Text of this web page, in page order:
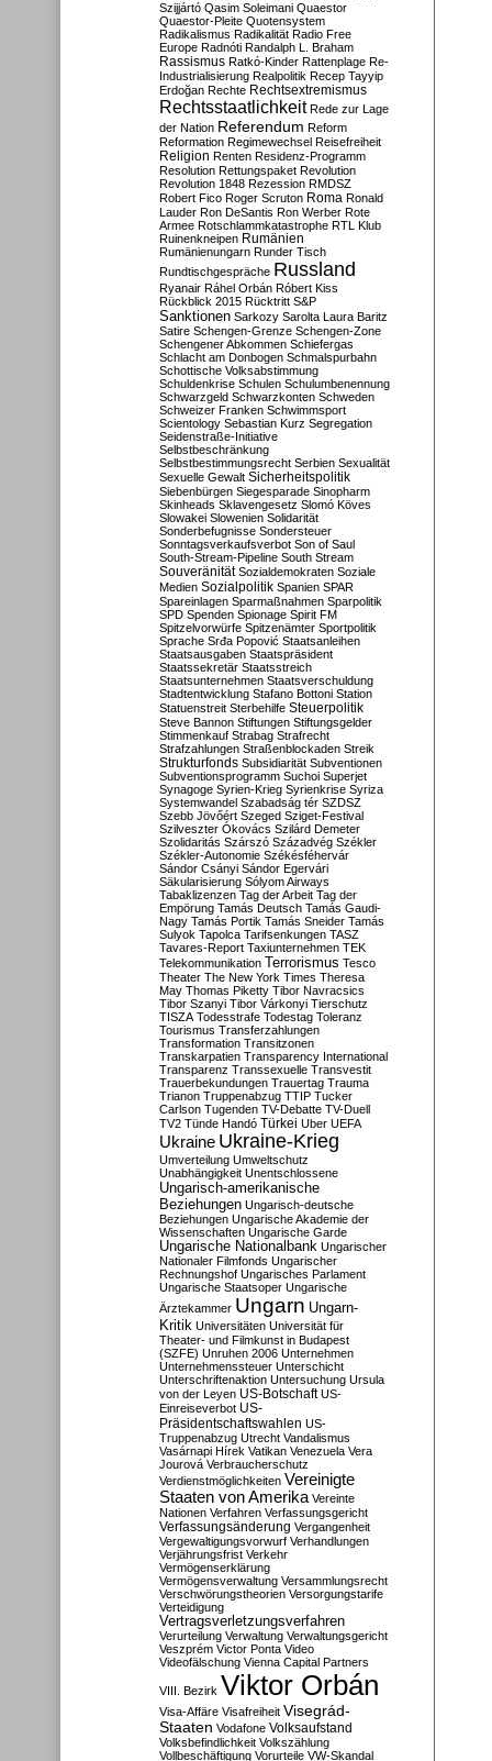
Szijjártó Qasim Soleimani Quaestor
Quaestor-Pleite Quotensystem
Radikalismus Radikalität Radio Free
Europe Radnóti Randalph L. Braham
Rassismus Ratkó-Kinder Rattenplage Re-
Industrialisierung Realpolitik Recep Tayyip
Erdoğan Rechte Rechtsextremismus
Rechtsstaatlichkeit Rede zur Lage
der Nation Referendum Reform
Reformation Regimewechsel Reisefreiheit
Religion Renten Residenz-Programm
Resolution Rettungspaket Revolution
Revolution 1848 Rezession RMDSZ
Robert Fico Roger Scruton Roma Ronald
Lauder Ron DeSantis Ron Werber Rote
Armee Rotschlammkatastrophe RTL Klub
Ruinenkneipen Rumänien
Rumänienungarn Runder Tisch
Rundtischgespräche Russland
Ryanair Ráhel Orbán Róbert Kiss
Rückblick 2015 Rücktritt S&P
Sanktionen Sarkozy Sarolta Laura Baritz
Satire Schengen-Grenze Schengen-Zone
Schengener Abkommen Schiefergas
Schlacht am Donbogen Schmalspurbahn
Schottische Volksabstimmung
Schuldenkrise Schulen Schulumbenennung
Schwarzgeld Schwarzkonten Schweden
Schweizer Franken Schwimmsport
Scientology Sebastian Kurz Segregation
Seidenstraße-Initiative
Selbstbeschränkung
Selbstbestimmungsrecht Serbien Sexualität
Sexuelle Gewalt Sicherheitspolitik
Siebenbürgen Siegesparade Sinopharm
Skinheads Sklavengesetz Slomó Köves
Slowakei Slowenien Solidarität
Sonderbefugnisse Sondersteuer
Sonntagsverkaufsverbot Son of Saul
South-Stream-Pipeline South Stream
Souveränität Sozialdemokraten Soziale
Medien Sozialpolitik Spanien SPAR
Spareinlagen Sparmaßnahmen Sparpolitik
SPD Spenden Spionage Spirit FM
Spitzelvorwürfe Spitzenämter Sportpolitik
Sprache Srđa Popović Staatsanleihen
Staatsausgaben Staatspräsident
Staatssekretär Staatsstreich
Staatsunternehmen Staatsverschuldung
Stadtentwicklung Stafano Bottoni Station
Statuenstreit Sterbehilfe Steuerpolitik
Steve Bannon Stiftungen Stiftungsgelder
Stimmenkauf Strabag Strafrecht
Strafzahlungen Straßenblockaden Streik
Strukturfonds Subsidiarität Subventionen
Subventionsprogramm Suchoi Superjet
Synagoge Syrien-Krieg Syrienkrise Syriza
Systemwandel Szabadság tér SZDSZ
Szebb Jövőért Szeged Sziget-Festival
Szilveszter Ókovács Szilárd Demeter
Szolidaritás Szárszó Századvég Székler
Székler-Autonomie Székésféhervár
Sándor Csányi Sándor Egervári
Säkularisierung Sólyom Airways
Tabaklizenzen Tag der Arbeit Tag der
Empörung Tamás Deutsch Tamás Gaudi-
Nagy Tamás Portik Tamás Sneider Tamás
Sulyok Tapolca Tarifsenkungen TASZ
Tavares-Report Taxiunternehmen TEK
Telekommunikation Terrorismus Tesco
Theater The New York Times Theresa
May Thomas Piketty Tibor Navracsics
Tibor Szanyi Tibor Várkonyi Tierschutz
TISZA Todesstrafe Todestag Toleranz
Tourismus Transferzahlungen
Transformation Transitzonen
Transkarpatien Transparency International
Transparenz Transsexuelle Transvestit
Trauerbekundungen Trauertag Trauma
Trianon Truppenabzug TTIP Tucker
Carlson Tugenden TV-Debatte TV-Duell
TV2 Tünde Handó Türkei Uber UEFA
Ukraine Ukraine-Krieg
Umverteilung Umweltschutz
Unabhängigkeit Unentschlossene
Ungarisch-amerikanische
Beziehungen Ungarisch-deutsche
Beziehungen Ungarische Akademie der
Wissenschaften Ungarische Garde
Ungarische Nationalbank Ungarischer
Nationaler Filmfonds Ungarischer
Rechnungshof Ungarisches Parlament
Ungarische Staatsoper Ungarische
Ärztekammer Ungarn Ungarn-
Kritik Universitäten Universität für
Theater- und Filmkunst in Budapest
(SZFE) Unruhen 2006 Unternehmen
Unternehmenssteuer Unterschicht
Unterschriftenaktion Untersuchung Ursula
von der Leyen US-Botschaft US-
Einreiseverbot US-
Präsidentschaftswahlen US-
Truppenabzug Utrecht Vandalismus
Vasárnapi Hírek Vatikan Venezuela Vera
Jourová Verbraucherschutz
Verdienstmöglichkeiten Vereinigte
Staaten von Amerika Vereinte
Nationen Verfahren Verfassungsgericht
Verfassungsänderung Vergangenheit
Vergewaltigungsvorwurf Verhandlungen
Verjährungsfrist Verkehr
Vermögenserklärung
Vermögensverwaltung Versammlungsrecht
Verschwörungstheorien Versorgungstarife
Verteidigung
Vertragsverletzungsverfahren
Verurteilung Verwaltung Verwaltungsgericht
Veszprém Victor Ponta Video
Videofälschung Vienna Capital Partners
VIII. Bezirk Viktor Orbán
Visa-Affäre Visafreiheit Visegrád-
Staaten Vodafone Volksaufstand
Volksbefindlichkeit Volkszählung
Vollbeschäftigung Vorurteile VW-Skandal